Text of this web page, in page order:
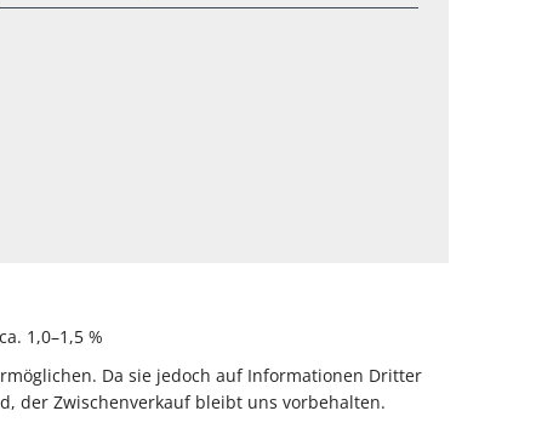
1,0–1,5 %
Da sie jedoch auf Informationen Dritter
der Zwischenverkauf bleibt uns vorbehalten.